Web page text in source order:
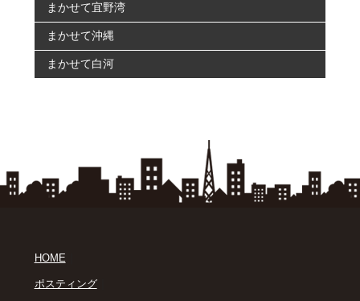
まかせて宜野湾
まかせて沖縄
まかせて白河
HOME
ポスティング｜